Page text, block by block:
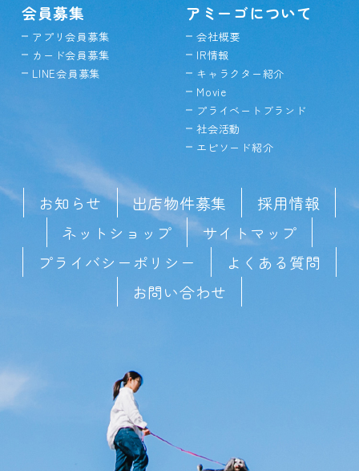
会員募集
アプリ会員募集
カード会員募集
LINE会員募集
アミーゴについて
会社概要
IR情報
キャラクター紹介
Movie
プライベートブランド
社会活動
エピソード紹介
お知らせ 出店物件募集
採用情報
ネットショップ
サイトマップ
プライバシーポリシー
よくある質問
お問い合わせ